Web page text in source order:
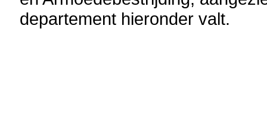
departement hieronder valt.